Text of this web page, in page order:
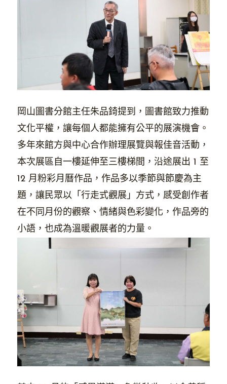
岡山圖書分館主任朱品錡提到，圖書館致力推動
文化平權，讓每個人都能擁有公平的展演機會。
多年來館方與中心合作辦理展覽與報佳音活動，
本次展區自一樓延伸至三樓梯間，沿途展出 1 至
12 月粉彩月曆作品，作品多以季節與節慶為主
題，讓民眾以「行走式觀展」方式，感受創作者
在不同月份的觀察、情緒與色彩變化，作品旁的
小語，也成為溫暖觀展者的力量。